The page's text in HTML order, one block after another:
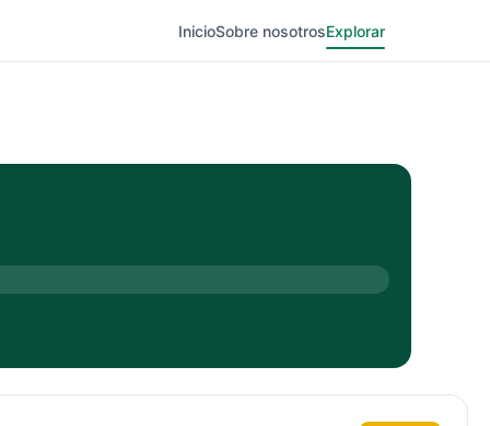
InicioSobre nosotrosExplorar